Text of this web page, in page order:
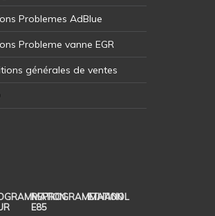
Problemes AdBlue
Probleme vanne EGR
générales de ventes
REPROGRAMMATION
E85
ETHANOL